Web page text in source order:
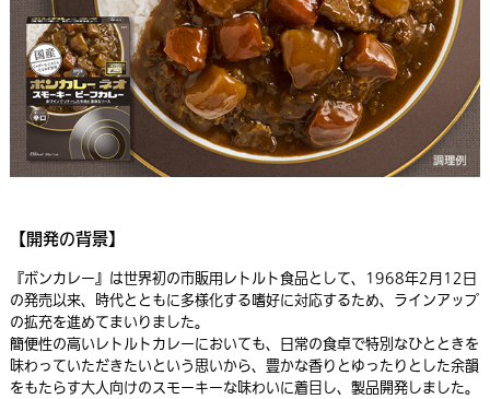
【開発の背景】
『ボンカレー』は世界初の市販用レトルト食品として、1968年2月12日
の発売以来、時代とともに多様化する嗜好に対応するため、ラインアップ
の拡充を進めてまいりました。
簡便性の高いレトルトカレーにおいても、日常の食卓で特別なひとときを
味わっていただきたいという思いから、豊かな香りとゆったりとした余韻
をもたらす大人向けのスモーキーな味わいに着目し、製品開発しました。